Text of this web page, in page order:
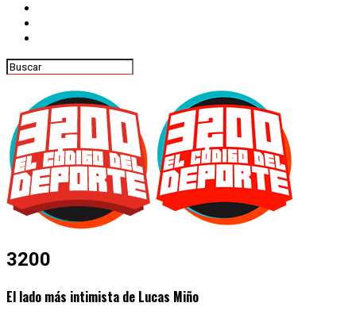
3200
El lado más intimista de Lucas Miño